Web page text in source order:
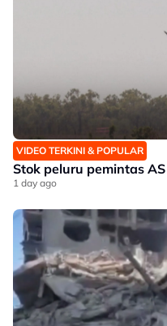
VIDEO TERKINI & POPULAR
Stok peluru pemintas
1 day ago